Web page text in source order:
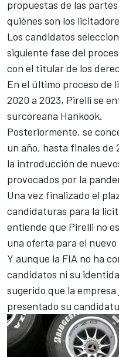
propuestas de las
quiénes son los
Los candidatos
siguiente fase del
con el titular de los
En el último proceso de
2020 a 2023, Pirelli se
surcoreana Hankook.
Posteriormente, se
un año, hasta finales de
la introducción de
provocados por la
Una vez finalizado el
candidaturas para la
entiende que Pirelli no
una oferta para el
Y aunque la FIA no ha
candidatos ni su
sugerido que la
presentado su